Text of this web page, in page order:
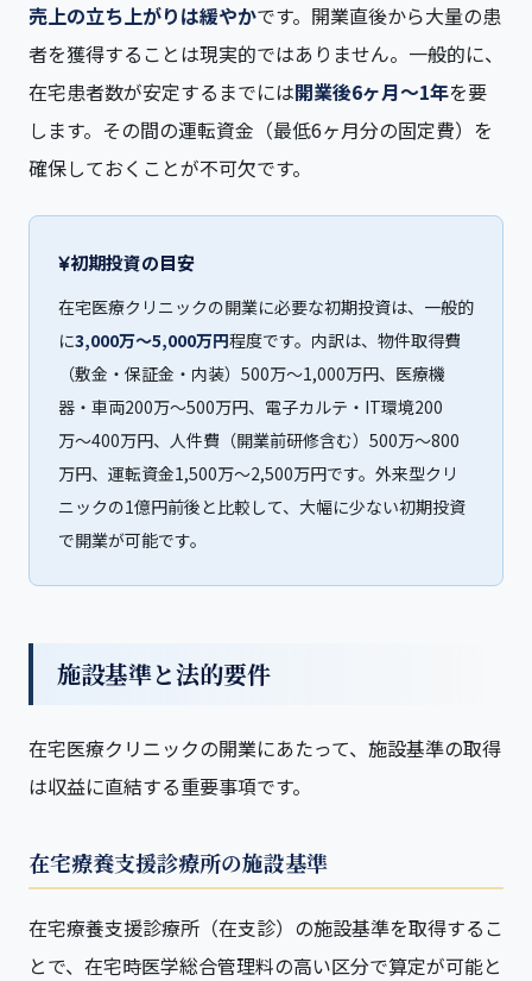
売上の立ち上がりは緩やかです。開業直後から大量の患
者を獲得することは現実的ではありません。一般的に、
在宅患者数が安定するまでには開業後6ヶ月〜1年を要
します。その間の運転資金（最低6ヶ月分の固定費）を
確保しておくことが不可欠です。
初期投資の目安
在宅医療クリニックの開業に必要な初期投資は、一般的
に3,000万〜5,000万円程度です。内訳は、物件取得費
（敷金・保証金・内装）500万〜1,000万円、医療機
器・車両200万〜500万円、電子カルテ・IT環境200
万〜400万円、人件費（開業前研修含む）500万〜800
万円、運転資金1,500万〜2,500万円です。外来型クリ
ニックの1億円前後と比較して、大幅に少ない初期投資
で開業が可能です。
施設基準と法的要件
在宅医療クリニックの開業にあたって、施設基準の取得
は収益に直結する重要事項です。
在宅療養支援診療所の施設基準
在宅療養支援診療所（在支診）の施設基準を取得するこ
とで、在宅時医学総合管理料の高い区分で算定が可能と